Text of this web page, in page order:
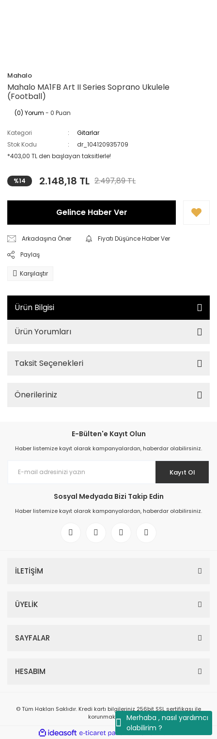
Merhaba , nasıl yardımcı
olabilirim ?
Mahalo
Mahalo MA1FB Art II Series Soprano Ukulele
(Football)
(0) Yorum - 0 Puan
Kategori
Gitarlar
Stok Kodu
dr_104120935709
*403,00 TL den başlayan taksitlerle!
%14 2.148,18 TL 2.497,89 TL
Gelince Haber Ver
Arkadaşına Öner
Fiyatı Düşünce Haber Ver
Paylaş
Karşılaştır
Ürün Bilgisi
Ürün Yorumları
Taksit Seçenekleri
Önerileriniz
E-Bülten'e Kayıt Olun
Haber listemize kayıt olarak kampanyalardan, haberdar olabilirsiniz.
Kayıt Ol
Sosyal Medyada Bizi Takip Edin
Haber listemize kayıt olarak kampanyalardan, haberdar olabilirsiniz.
İLETİŞİM
ÜYELİK
SAYFALAR
HESABIM
© Tüm Hakları Saklıdır. Kredi kartı bilgileriniz 256bit SSL sertifikası ile
korunmaktadır.
ideasoft